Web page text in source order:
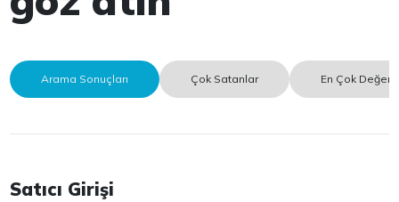
Arama Sonuçları Çok Satanlar En Çok
Satıcı Girişi